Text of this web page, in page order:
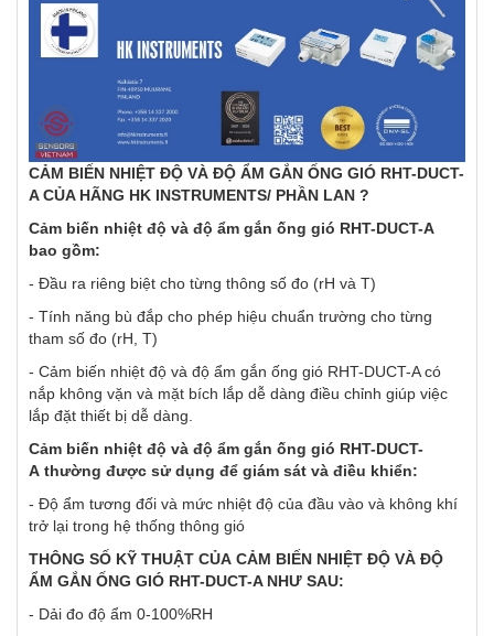
CẢM BIẾN NHIỆT ĐỘ VÀ ĐỘ ẨM GẮN ỐNG GIÓ RHT-DUCT-
A CỦA HÃNG HK INSTRUMENTS/ PHẦN LAN ?
Cảm biến nhiệt độ và độ ẩm gắn ống gió RHT-DUCT-A
bao gồm:
- Đầu ra riêng biệt cho từng thông số đo (rH và T)
- Tính năng bù đắp cho phép hiệu chuẩn trường cho từng
tham số đo (rH, T)
- Cảm biến nhiệt độ và độ ẩm gắn ống gió RHT-DUCT-A có
nắp không vặn và mặt bích lắp dễ dàng điều chỉnh giúp việc
lắp đặt thiết bị dễ dàng.
Cảm biến nhiệt độ và độ ẩm gắn ống gió RHT-DUCT-
A thường được sử dụng để giám sát và điều khiển:
- Độ ẩm tương đối và mức nhiệt độ của đầu vào và không khí
trở lại trong hệ thống thông gió
THÔNG SỐ KỸ THUẬT CỦA CẢM BIẾN NHIỆT ĐỘ VÀ ĐỘ
ẨM GẮN ỐNG GIÓ RHT-DUCT-A NHƯ SAU:
- Dải đo độ ẩm 0-100%RH